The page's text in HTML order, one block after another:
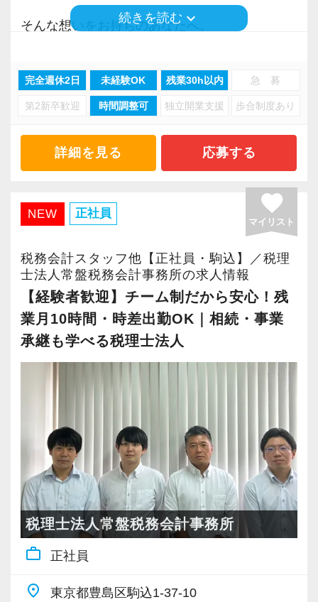
・チームで協力しながら成果を出せる方
加えて私たちは、
自ら考え、主体的に動ける方を求めています。
与えられた業務をこなすだけでなく、
に移せること。
仕事に対して当事者意識を持ち、責任を引き受
けられる方を歓迎します。
■ 最後に
組織の成長に伴い、
私たちが担う役割も年々広がっています。
単に業務をこなす存在ではなく、
お客様の課題に向き合い、価値を提供できる仲
間を求めています。
これまでのご経験を活かしながら、さらに専門
性を高めたい方。
きたい方。
安心して働ける体制が整っています。
■ チームで支える組織です
担当者チーム（5人1組）とは別に、
入力専属チームがあることで、役割分担が明確
になっています。
コツコツと正確に仕事を進められる方が活躍で
きる環境です。
■ 働きやすさについて
・扶養内勤務可能
・社会保険完備
・産休・育休実績多数
・池袋駅C9出口より徒歩1分
ライフステージが変わっても働き続けられる環
境づくりを行っています。
■ 最後に
限られた時間の中でも、誰かの役に立てる仕事
がしたい。
ています。
そんな想いをお持ちのあなたへ。
と働きやすさを同時に叶えませんか？
税理士法人常盤税務会計事務所は、経験豊富な
た、落ち着いていて相談がしやすい税理士法人
です。
私たちは、紹介や新規のご契約により【顧問法
人数が右肩上がりに増加】を続けています。
業績好調による組織拡大にともない、新しくお
迎えする「実務未経験」のメンバーが不安な
く、心から安心して長く活躍できるよう、職場
環境の改善と育成の仕組みづくりに本気で取り
組んでいます。
当事務所が誇る「4つの魅力」をご紹介します。
―――【1】 1人で抱え込ませない「チーム制」
対にしません。
誰もが安心して業務に取り組めるよう「チーム
制」によるサポート体制を構築しています。
週1回のチームミーティングでは、業務の進捗を
共有するだけでなく、「今困っていること」を
全員でクリアにしていきます。
代表の大山を含め、全員の距離が近く、日常的
に「ちょっといいですか？」とデスク越しに声
続きを読む keyboard_arrow_down
完全週休2日 未経験OK 残業30h以内 急 募
第2新卒歓迎 時間調整可 独立開業支援 歩合制度あり
詳細を見る 応募する
NEW 正社員 favorite
マイリスト
税務会計スタッフ他【正社員・駒込】／税理
士法人常盤税務会計事務所の求人情報
【経験者歓迎】チーム制だから安心！残
業月10時間・時差出勤OK｜相続・事業
承継も学べる税理士法人
税理士法人常盤税務会計事務所
work_outline 正社員
place 東京都豊島区駒込1-37-10